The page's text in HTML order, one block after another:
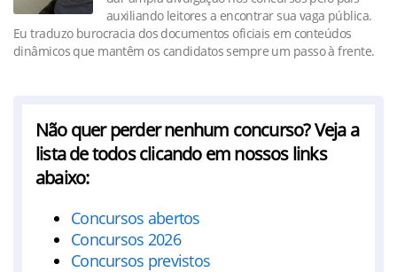
auxiliando leitores a encontrar sua vaga pública.
Eu traduzo burocracia dos documentos oficiais em conteúdos
dinâmicos que mantêm os candidatos sempre um passo à frente.
Não quer perder nenhum concurso? Veja a
lista de todos clicando em nossos links
abaixo:
Concursos abertos
Concursos 2026
Concursos previstos